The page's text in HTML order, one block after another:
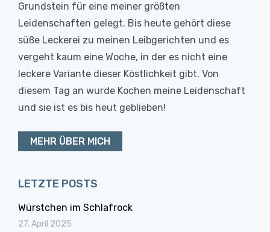
Grundstein für eine meiner größten
Leidenschaften gelegt. Bis heute gehört diese
süße Leckerei zu meinen Leibgerichten und es
vergeht kaum eine Woche, in der es nicht eine
leckere Variante dieser Köstlichkeit gibt. Von
diesem Tag an wurde Kochen meine Leidenschaft
und sie ist es bis heut geblieben!
MEHR ÜBER MICH
LETZTE POSTS
Würstchen im Schlafrock
27. April 2025